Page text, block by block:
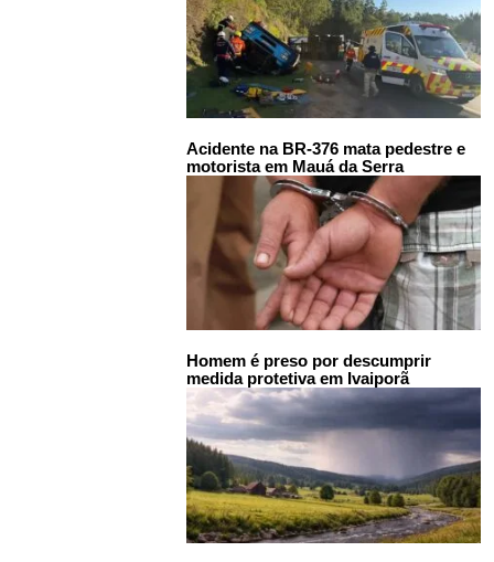
Acidente na BR-376 mata pedestre e
motorista em Mauá da Serra
Homem é preso por descumprir
medida protetiva em Ivaiporã